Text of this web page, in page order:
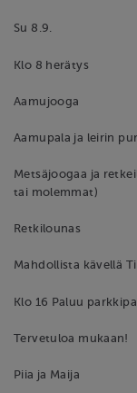
Su 8.9.
Klo 8 herätys
Aamujooga
Aamupala ja leirin
Metsäjoogaa ja
tai molemmat)
Retkilounas
Mahdollista kävellä
Klo 16 Paluu
Tervetuloa mukaan!
Piia ja Maija